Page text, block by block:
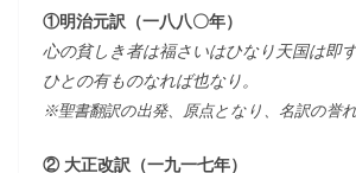
①明治元訳（一八八〇年）
心の貧しき者は福さいはひなり天国は即
ひとの有ものなれば也なり。
※聖書翻訳の出発、原点となり、名訳の誉れ
② 大正改訳（一九一七年）